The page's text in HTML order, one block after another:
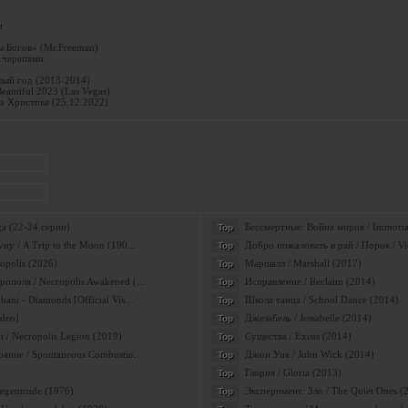
(Mr.Freeman)
год (2013-2014)
2023 (Las Vegas)
Христова (25.12.2022)
(22-24 серии)
/ A Trip to the Moon (190...
(2026)
/ Necropolis Awakened (...
- Diamonds [Official Vis...
/ Necropolis Legion (2019)
/ Spontaneous Combustio...
(1976)
Top Бессмертные: Война миров /
Top Добро пожаловать в рай / Порок /
Top Маршалл / Marshall (2017)
Top Исправление / Reclaim (2014)
Top Школа танца / School Dance (2014)
Top Джезабель / Jessabelle (2014)
Top Существа / Exists (2014)
Top Джон Уик / John Wick (2014)
Top Глория / Gloria (2013)
Top Эксперимент: Зло / The Quiet Ones